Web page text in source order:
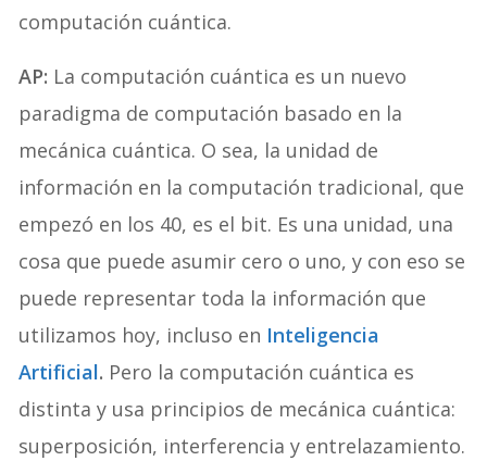
computación cuántica.
AP: La computación cuántica es un nuevo
paradigma de computación basado en la
mecánica cuántica. O sea, la unidad de
información en la computación tradicional, que
empezó en los 40, es el bit. Es una unidad, una
cosa que puede asumir cero o uno, y con eso se
puede representar toda la información que
utilizamos hoy, incluso en Inteligencia
Artificial. Pero la computación cuántica es
distinta y usa principios de mecánica cuántica:
superposición, interferencia y entrelazamiento.